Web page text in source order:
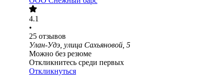
4.1
•
25 отзывов
Улан-Удэ, улица Сахьяновой, 5
Можно без резюме
Откликнитесь среди первых
Откликнуться